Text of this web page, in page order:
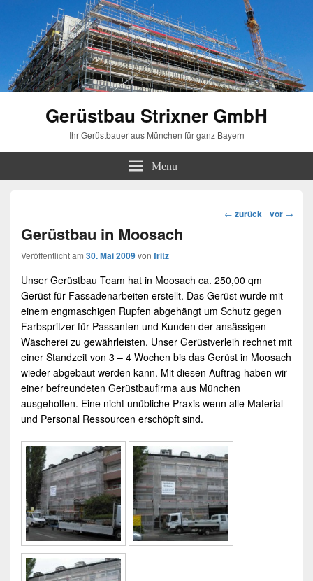
Gerüstbau Strixner GmbH
Ihr Gerüstbauer aus München für ganz Bayern
Menu
Beitragsnavigation
← zurück vor →
Gerüstbau in Moosach
Veröffentlicht am 30. Mai 2009von fritz
Unser Gerüstbau Team hat in Moosach ca. 250,00 qm
Gerüst für Fassadenarbeiten erstellt. Das Gerüst wurde mit
einem engmaschigen Rupfen abgehängt um Schutz gegen
Farbspritzer für Passanten und Kunden der ansässigen
Wäscherei zu gewährleisten. Unser Gerüstverleih rechnet mit
einer Standzeit von 3 – 4 Wochen bis das Gerüst in Moosach
wieder abgebaut werden kann. Mit diesen Auftrag haben wir
einer befreundeten Gerüstbaufirma aus München
ausgeholfen. Eine nicht unübliche Praxis wenn alle Material
und Personal Ressourcen erschöpft sind.